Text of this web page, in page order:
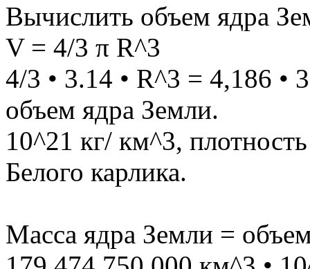
Вычислить объем ядра
V = 4/3 π R^3
4/3 • 3.14 • R^3 = 4,186 •
объем ядра Земли.
10^21 кг/ км^3,
Белого карлика.
Масса ядра Земли =